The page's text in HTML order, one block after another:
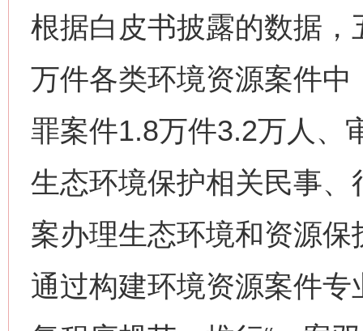
根据白皮书披露的数据
万件各类环境资源案件
罪案件1.8万件3.2万人、
生态环境保护相关民事
案办理生态环境和资源
通过构建环境资源案件